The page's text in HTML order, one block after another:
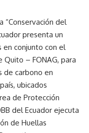
“Conservación del
presenta un
en conjunto con el
Quito – FONAG, para
de carbono en
ubicados
de Protección
del Ecuador ejecuta
de Huellas